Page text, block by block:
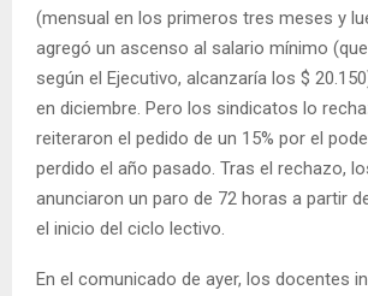
(mensual en los primeros tres meses y
agregó un ascenso al salario mínimo
según el Ejecutivo, alcanzaría los $
en diciembre. Pero los sindicatos lo
reiteraron el pedido de un 15% por el
perdido el año pasado. Tras el rechazo,
anunciaron un paro de 72 horas a partir
el inicio del ciclo lectivo.
En el comunicado de ayer, los docentes